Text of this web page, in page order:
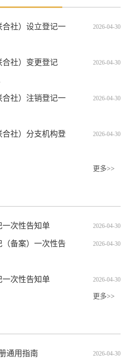
合社）设立登记一 2026-04-30
合社）变更登记 2026-04-30
合社）注销登记一 2026-04-30
合社）分支机构登 2026-04-30
更多>>
一次性告知单 2026-04-30
（备案）一次性告 2026-04-30
一次性告知单 2026-04-30
更多>>
通用指南 2026-04-30